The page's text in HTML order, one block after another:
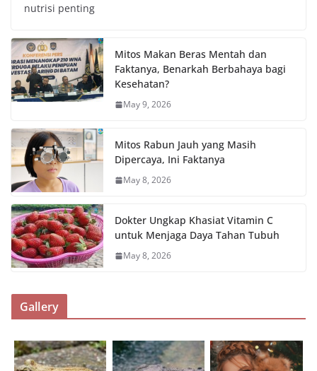
nutrisi penting
Mitos Makan Beras Mentah dan
Faktanya, Benarkah Berbahaya bagi
Kesehatan?
May 9, 2026
Mitos Rabun Jauh yang Masih
Dipercaya, Ini Faktanya
May 8, 2026
Dokter Ungkap Khasiat Vitamin C
untuk Menjaga Daya Tahan Tubuh
May 8, 2026
Gallery